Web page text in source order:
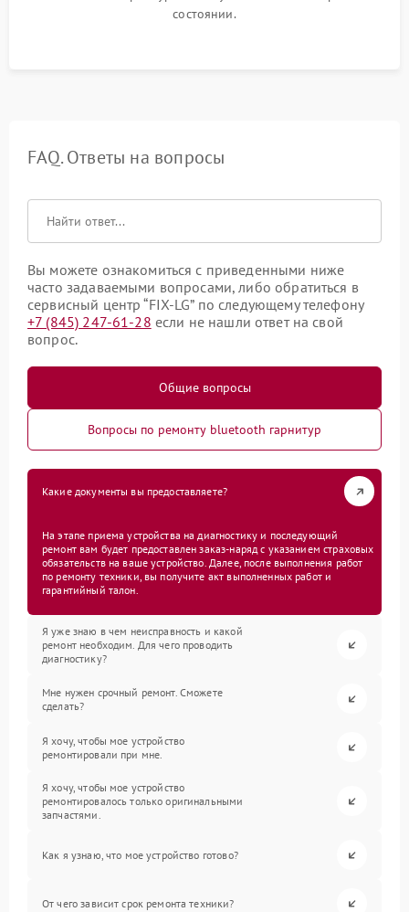
состоянии.
FAQ. Ответы на вопросы
Вы можете ознакомиться с приведенными ниже
часто задаваемыми вопросами, либо обратиться в
сервисный центр “FIX-LG” по следующему телефону
+7 (845) 247-61-28 если не нашли ответ на свой
вопрос.
Общие вопросы
Вопросы по ремонту bluetooth гарнитур
Какие документы вы предоставляете?
На этапе приема устройства на диагностику и последующий
ремонт вам будет предоставлен заказ-наряд с указанием страховых
обязательств на ваше устройство. Далее, после выполнения работ
по ремонту техники, вы получите акт выполненных работ и
гарантийный талон.
Я уже знаю в чем неисправность и какой
ремонт необходим. Для чего проводить
диагностику?
Мне нужен срочный ремонт. Сможете
сделать?
Я хочу, чтобы мое устройство
ремонтировали при мне.
Я хочу, чтобы мое устройство
ремонтировалось только оригинальными
запчастями.
Как я узнаю, что мое устройство готово?
От чего зависит срок ремонта техники?